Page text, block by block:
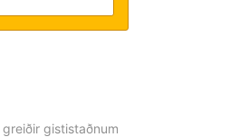
gististaðnum